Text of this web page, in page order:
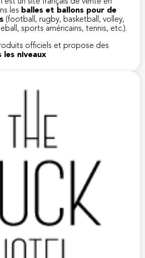
les balles et ballons pour de
(football, rugby, basketball, volley,
sports américains, tennis, etc.).
officiels et propose des
les niveaux